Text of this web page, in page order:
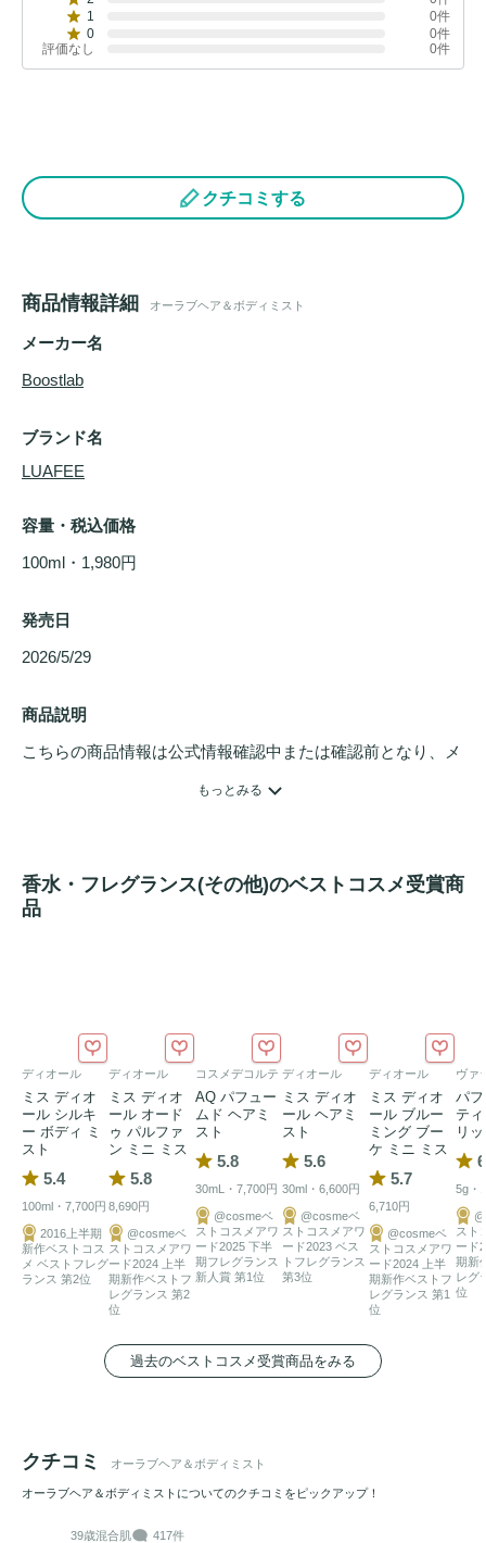
1
0件
0
0件
評価なし
0件
クチコミする
商品情報詳細 オーラブヘア＆ボディミスト
メーカー名
Boostlab
ブランド名
LUAFEE
容量・税込価格
100ml・1,980円
発売日
2026/5/29
商品説明
こちらの商品情報は公式情報確認中または確認前となり、メ
ィもしっとり整えます。ベルガモットやピーチが瑞々しく広
がり、ミュゲとホワイトローズがやさしく寄り添います。ラ
もっとみる
香水・フレグランス(その他)のベストコスメ受賞商
品
ディオール
ミス ディオ
ール シルキ
ー ボディ ミ
スト
5.4
100ml・7,700円
2016上半期
新作ベストコス
メ ベストフレグ
ランス 第2位
ディオール
ミス ディオ
ール オード
ゥ パルファ
ン ミニ ミス
5.8
8,690円
@cosmeベ
ストコスメアワ
ード2024 上半
期新作ベストフ
レグランス 第2
位
コスメデコルテ
AQ パフュー
ムド ヘアミ
スト
5.8
30mL・7,700円
@cosmeベ
ストコスメアワ
ード2025 下半
期フレグランス
新人賞 第1位
ディオール
ミス ディオ
ール ヘアミ
スト
5.6
30ml・6,600円
@cosmeベ
ストコスメアワ
ード2023 ベス
トフレグランス
第3位
ディオール
ミス ディオ
ール ブルー
ミング ブー
ケ ミニ ミス
5.7
6,710円
@cosmeベ
ストコスメアワ
ード2024 上半
期新作ベストフ
レグランス 第1
位
ヴァ
パ
テ
リ
5g・
スト
ード
期新
レグ
位
過去のベストコスメ受賞商品をみる
クチコミ オーラブヘア＆ボディミスト
オーラブヘア＆ボディミストについてのクチコミをピックアップ！
39歳混合肌 417件